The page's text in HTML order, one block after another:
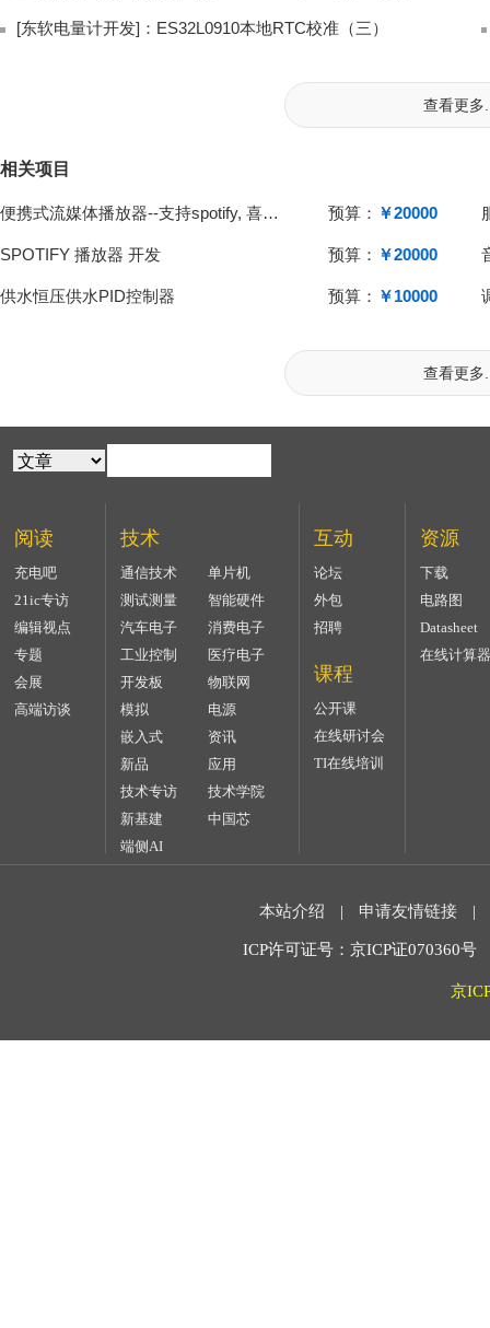
[东软电量计开发]：ES32L0910本地RTC校准（三）
查看更多
相关项目
便携式流媒体播放器--支持spotify, 喜马拉雅等 预算： ￥20000
SPOTIFY 播放器 开发 预算： ￥20000
供水恒压供水PID控制器 预算： ￥10000
查看更多
阅读
充电吧
21ic专访
编辑视点
专题
会展
高端访谈
技术
通信技术
单片机
测试测量
智能硬件
汽车电子
消费电子
工业控制
医疗电子
开发板
物联网
模拟
电源
嵌入式
资讯
新品
应用
技术专访
技术学院
新基建
中国芯
端侧AI
互动
论坛
外包
招聘
课程
公开课
在线研讨会
TI在线培训
资源
下载
电路图
Datasheet
在线计算器
本站介绍 | 申请友情链接 |
ICP许可证号：京ICP证070360
京